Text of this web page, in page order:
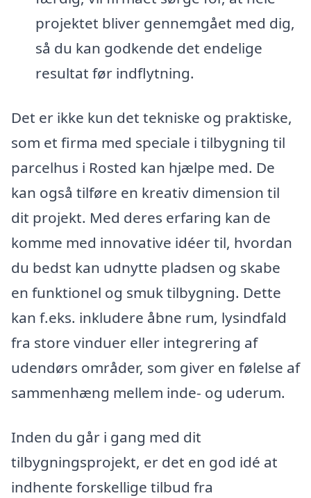
projektet bliver gennemgået med dig,
så du kan godkende det endelige
resultat før indflytning.
Det er ikke kun det tekniske og praktiske,
som et firma med speciale i tilbygning til
parcelhus i Rosted kan hjælpe med. De
kan også tilføre en kreativ dimension til
dit projekt. Med deres erfaring kan de
komme med innovative idéer til, hvordan
du bedst kan udnytte pladsen og skabe
en funktionel og smuk tilbygning. Dette
kan f.eks. inkludere åbne rum, lysindfald
fra store vinduer eller integrering af
udendørs områder, som giver en følelse af
sammenhæng mellem inde- og uderum.
Inden du går i gang med dit
tilbygningsprojekt, er det en god idé at
indhente forskellige tilbud fra